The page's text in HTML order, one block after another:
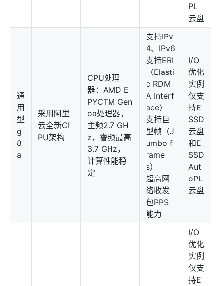
PL
云盘
通
用
型
g
8
a
采用阿里
云全新CI
PU架构
CPU处理
器：AMD E
PYCTM Gen
oa处理器，
主频2.7 GH
z，睿频最高
3.7 GHz，
计算性能稳
定
支持IPv
4、IPv6
支持ERI
（Elasti
c RDM
A Interf
ace）
支持巨
型帧（J
umbo f
rame
s）
超高网
络收发
包PPS
能力
I/O
优化
实例
仅支
持E
SSD
云盘
和E
SSD
Aut
oPL
云盘
I/O
优化
实例
仅支
持E